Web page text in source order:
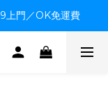
上門／OK免運費
上門／OK免運費
造成不便感謝諒解